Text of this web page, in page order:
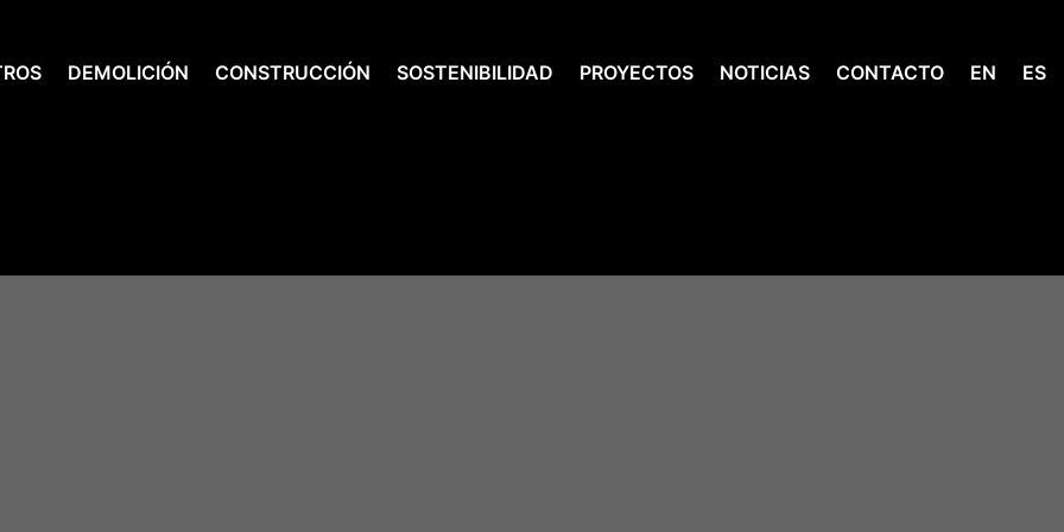
DEMOLICIÓN CONSTRUCCIÓN SOSTENIBILIDAD PROYECTOS NOTICIAS CONTACTO EN ES